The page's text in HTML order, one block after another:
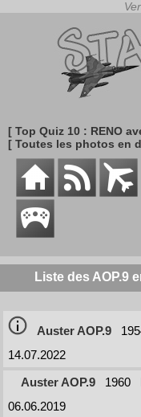
[ Top Quiz 10 : RENO
[ Toutes les photos en
Liste des AOP.9
Auster AOP.9
14.07.2022
Auster AOP.9
1960
06.06.2019